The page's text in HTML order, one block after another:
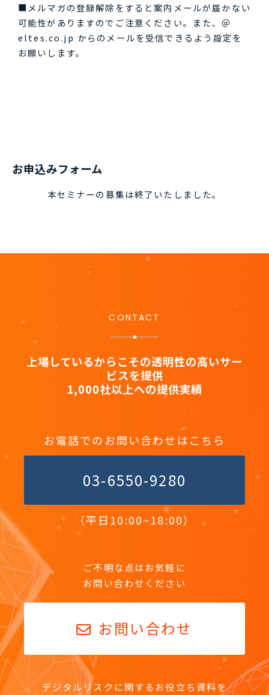
■メルマガの登録解除をすると案内メールが届かない
可能性がありますのでご注意ください。また、＠
eltes.co.jp からのメールを受信できるよう設定を
お願いします。
お申込みフォーム
本セミナーの募集は終了いたしました。
CONTACT
上場しているからこその透明性の高いサー
ビスを提供
1,000社以上への提供実績
お電話でのお問い合わせはこちら
03-6550-9280
（平日10:00~18:00）
ご不明な点はお気軽に
お問い合わせください
お問い合わせ
デジタルリスクに関するお役立ち資料を